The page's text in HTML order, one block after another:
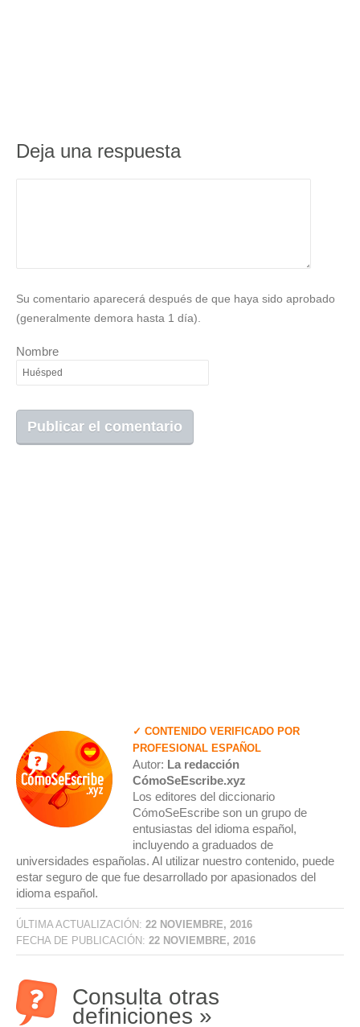
Deja una respuesta
Su comentario aparecerá después de que haya sido aprobado
(generalmente demora hasta 1 día).
Nombre
✓ CONTENIDO VERIFICADO POR
PROFESIONAL ESPAÑOL
Autor: La redacción
CómoSeEscribe.xyz
Los editores del diccionario
CómoSeEscribe son un grupo de
entusiastas del idioma español,
incluyendo a graduados de
universidades españolas. Al utilizar nuestro contenido, puede
estar seguro de que fue desarrollado por apasionados del
idioma español.
ÚLTIMA ACTUALIZACIÓN: 22 NOVIEMBRE, 2016
FECHA DE PUBLICACIÓN: 22 NOVIEMBRE, 2016
Consulta otras
definiciones »